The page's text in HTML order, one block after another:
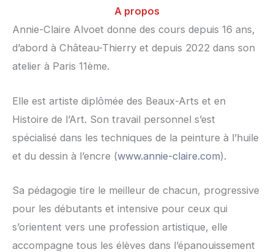
A propos
Annie-Claire Alvoet donne des cours depuis 16 ans,
d’abord à Château-Thierry et depuis 2022 dans son
atelier à Paris 11ème.
Elle est artiste diplômée des Beaux-Arts et en
Histoire de l’Art. Son travail personnel s’est
spécialisé dans les techniques de la peinture à l’huile
et du dessin à l’encre (www.annie-claire.com).
Sa pédagogie tire le meilleur de chacun, progressive
pour les débutants et intensive pour ceux qui
s’orientent vers une profession artistique, elle
accompagne tous les élèves dans l’épanouissement